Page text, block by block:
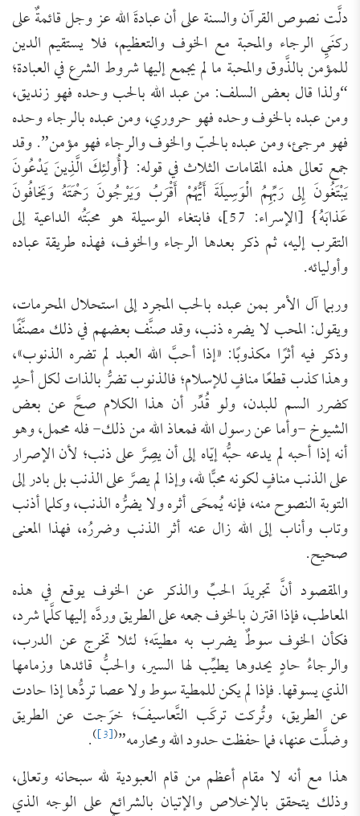
دلَّت نصوص القرآن والسنة على أن عبادةَ الله عز وجل قائمةٌ على
ركنَيِ الرجاء والمحبة مع الخوف والتعظيم، فلا يستقيم الدين
للمؤمن بالذَّوق والمحبة ما لم يجمع إليها شروط الشرع في العبادة؛
“ولذا قال بعض السلف: ‌من ‌عبد ‌الله ‌بالحب ‌وحده ‌فهو ‌زنديق،
ومن عبده بالخوف وحده فهو حروري، ومن عبده بالرجاء وحده
فهو مرجئ، ومن عبده بالحبّ والخوف والرجاء فهو مؤمن”. وقد
جمع تعالى هذه المقامات الثلاث في قوله: {أُولئِكَ الَّذِينَ يَدْعُونَ
يَبْتَغُونَ إِلى رَبِّهِمُ الْوَسِيلَةَ أَيُّهُمْ أَقْرَبُ وَيَرْجُونَ رَحْمَتَهُ وَيَخافُونَ
عَذابَهُ} [الإسراء: 57]، فابتغاء الوسيلة هو محبَتُه الداعية إلى
التقرب إليه، ثم ذكر بعدها الرجاء والخوف، فهذه طريقة عباده
وأوليائه.
وربما آل الأمر بمن عبده بالحب المجرد إلى استحلال المحرمات،
ويقول: المحب لا يضره ذنب، وقد صنَّف بعضهم في ذلك مصنَّفًا
وذكر فيه أثرًا مكذوبًا: «إذا أحبَّ الله العبد لم تضره الذنوب»،
وهذا كذب قطعًا منافٍ للإسلام؛ فالذنوب تضرُّ بالذات لكل أحدٍ
كضرر السم للبدن، ولو قُدِّر أن هذا الكلام صحَّ عن بعض
الشيوخ -وأما عن رسول الله فمعاذ الله من ذلك- فله محمل، وهو
أنه إذا أحبه لم يدعه حبُّه إيّاه إلى أن يصِرَّ على ذنب؛ لأن الإصرار
على الذنب منافٍ لكونه محبًّا لله، وإذا لم يصرَّ على الذنب بل بادر إلى
التوبة النصوح منه، فإنه يُمحَى أثره ولا يضرُّه الذنب، وكلما أذنب
وتاب وأناب إلى الله زال عنه أثر الذنب وضررُه، فهذا المعنى
صحيح.
والمقصود أنَّ تجريدَ الحبِّ والذكر عن الخوف يوقع في هذه
المعاطب، فإذا اقترن بالخوف جمعه على الطريق وردَّه إليها كلَّما شرد،
فكأن الخوف سوطٌ يضرب به مطيتَه؛ لئلا تخرج عن الدرب،
والرجاءُ حادٍ يحدوها يطيِّب لها السير، والحبُّ قائدها وزمامها
الذي يسوقها. فإذا لم يكن للمطية سوط ولا عصا تردُّها إذا حادت
عن الطريق، وتُركت تركَب التَّعاسيفَ؛ خرَجت عن الطريق
وضلَّت عنها، فما حفظت حدود الله ومحارمه”(
[3]
)
.
هذا مع أنه لا مقام أعظم من قام العبودية لله سبحانه وتعالى،
وذلك يتحقق بالإخلاص والإتيان بالشرائع على الوجه الذي